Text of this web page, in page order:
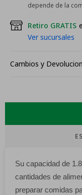
depende de la
Retiro GRATIS
Ver sucursales
Cambios y
Su capacidad de
cantidades de
preparar comidas